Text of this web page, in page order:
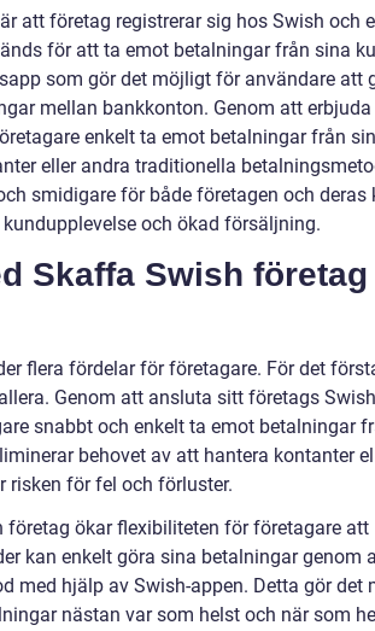
att företag registrerar sig hos Swish och
för att ta emot betalningar från sina
som gör det möjligt för användare att
mellan bankkonton. Genom att erbjuda
enkelt ta emot betalningar från
eller andra traditionella
smidigare för både företagen och deras
och ökad försäljning.
Skaffa Swish företag
flera fördelar för företagare. För det
Genom att ansluta sitt företags
snabbt och enkelt ta emot betalningar
behovet av att hantera kontanter
risken för fel och förluster.
företag ökar flexibiliteten för företagare att
kan enkelt göra sina betalningar genom
med hjälp av Swish-appen. Detta gör det
nästan var som helst och när som